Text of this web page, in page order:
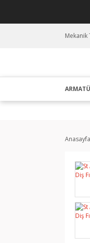
Mekanik
Anasayfa